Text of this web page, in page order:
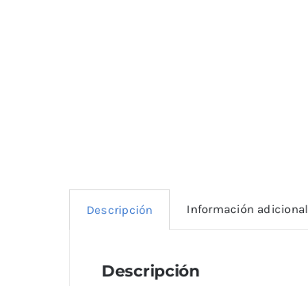
Descripción Información adicional
Descripción